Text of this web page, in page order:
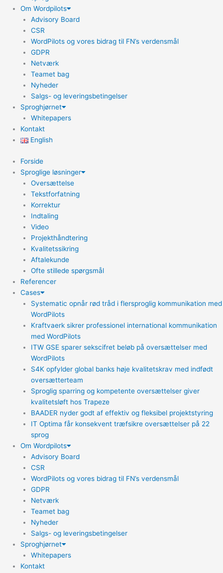
Om Wordpilots
Advisory Board
CSR
WordPilots og vores bidrag til FN’s verdensmål
GDPR
Netværk
Teamet bag
Nyheder
Salgs- og leveringsbetingelser
Sproghjørnet
Whitepapers
Kontakt
English
Forside
Sproglige løsninger
Oversættelse
Tekstforfatning
Korrektur
Indtaling
Video
Projekthåndtering
Kvalitetssikring
Aftalekunde
Ofte stillede spørgsmål
Referencer
Cases
Systematic opnår rød tråd i flersproglig kommunikation med
WordPilots
Kraftvaerk sikrer professionel international kommunikation
med WordPilots
ITW GSE sparer sekscifret beløb på oversættelser med
WordPilots
S4K opfylder global banks høje kvalitetskrav med indfødt
oversætterteam
Sproglig sparring og kompetente oversættelser giver
kvalitetsløft hos Trapeze
BAADER nyder godt af effektiv og fleksibel projektstyring
IT Optima får konsekvent træfsikre oversættelser på 22
sprog
Om Wordpilots
Advisory Board
CSR
WordPilots og vores bidrag til FN’s verdensmål
GDPR
Netværk
Teamet bag
Nyheder
Salgs- og leveringsbetingelser
Sproghjørnet
Whitepapers
Kontakt